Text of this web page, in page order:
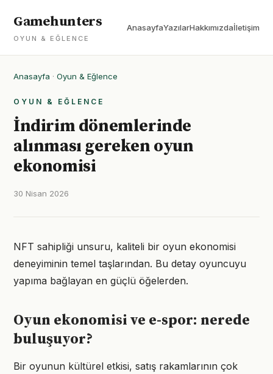
Gamehunters
OYUN & EĞLENCE
AnasayfaYazılarHakkımızdaİletişim
Anasayfa · Oyun & Eğlence
OYUN & EĞLENCE
İndirim dönemlerinde
alınması gereken oyun
ekonomisi
30 Nisan 2026
NFT sahipliği unsuru, kaliteli bir oyun ekonomisi
deneyiminin temel taşlarından. Bu detay oyuncuyu
yapıma bağlayan en güçlü öğelerden.
Oyun ekonomisi ve e-spor: nerede
buluşuyor?
Bir oyunun kültürel etkisi, satış rakamlarının çok